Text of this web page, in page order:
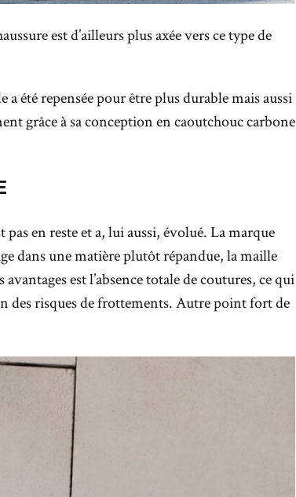
est d’ailleurs plus axée vers ce type de
a été repensée pour être plus durable mais aussi
grâce à sa conception en caoutchouc carbone
pas en reste et a, lui aussi, évolué. La marque
dans une matière plutôt répandue, la maille
est l’absence totale de coutures, ce qui
risques de frottements. Autre point fort de